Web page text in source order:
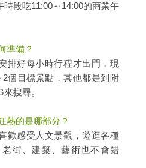
段吃11:00～14:00的商業午
準備？
排好每小時行程才出門，現
個目標景點，其他都是到附
搜尋。
熱的是哪部分？
歡感受人文景觀，遊逛各種
街、建築、藝術也不會錯